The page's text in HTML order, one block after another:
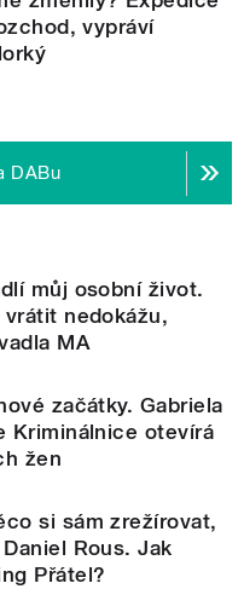
vypráví
DABu
můj osobní život.
nedokážu,
MA
začátky. Gabriela
Kriminálnice otevírá
žen
si sám zrežírovat,
Rous. Jak
Přátel?